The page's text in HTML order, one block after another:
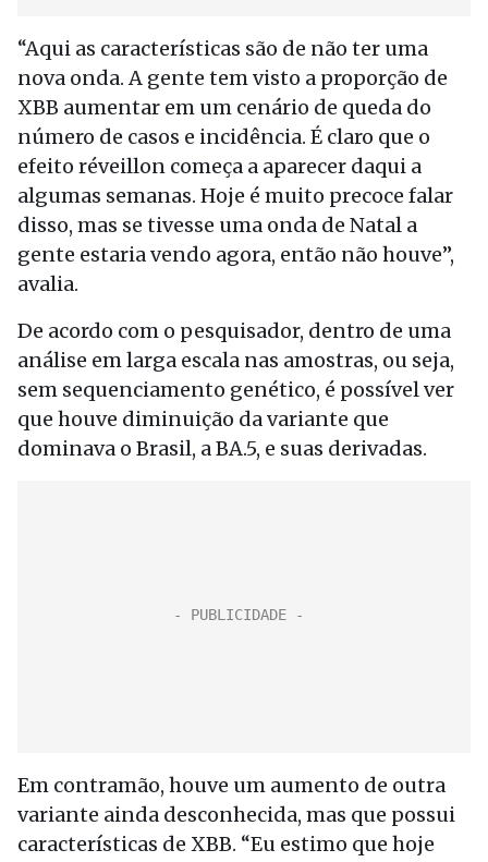
“Aqui as características são de não ter uma
nova onda. A gente tem visto a proporção de
XBB aumentar em um cenário de queda do
número de casos e incidência. É claro que o
efeito réveillon começa a aparecer daqui a
algumas semanas. Hoje é muito precoce falar
disso, mas se tivesse uma onda de Natal a
gente estaria vendo agora, então não houve”,
avalia.
De acordo com o pesquisador, dentro de uma
análise em larga escala nas amostras, ou seja,
sem sequenciamento genético, é possível ver
que houve diminuição da variante que
dominava o Brasil, a BA.5, e suas derivadas.
Em contramão, houve um aumento de outra
variante ainda desconhecida, mas que possui
características de XBB. “Eu estimo que hoje